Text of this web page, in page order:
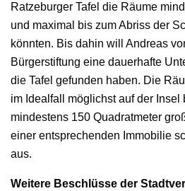
Ratzeburger Tafel die Räume
und maximal bis zum Abriss der
könnten. Bis dahin will Andreas
Bürgerstiftung eine dauerhafte
die Tafel gefunden haben. Die
im Idealfall möglichst auf der Insel
mindestens 150 Quadratmeter
einer entsprechenden Immobilie
aus.
Weitere Beschlüsse der